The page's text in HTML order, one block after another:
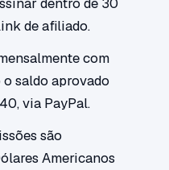
de afiliado.
com
saldo aprovado
via PayPal.
são
Americanos